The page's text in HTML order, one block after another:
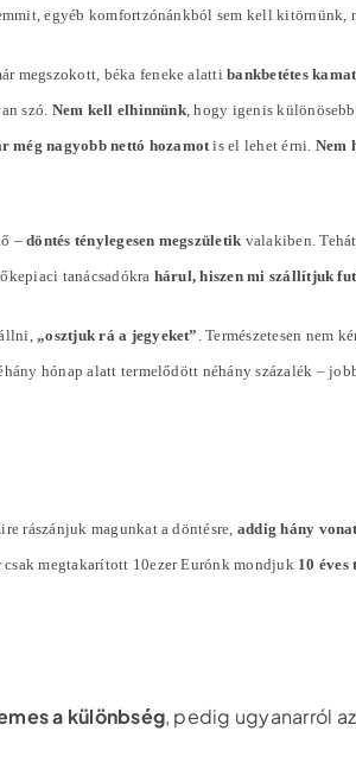
egyéb komfortzónánkból sem kell
megszokott, béka feneke alattibankbetétes
szó. Nem kell elhinnünk, hogy igenis
még nagyobb nettó hozamot is el lehet érni. Nem
–döntés ténylegesen megszületik valakiben.
tanácsadókra hárul, hiszen mi szállítjuk
„osztjuk rá a jegyeket” . Természetesen nem
hónap alatt termelődött néhányszázalék –
rászánjuk magunkat a döntésre, addig hány
megtakarított 10ezer Eurónk mondjuk 10
a különbség, pedig ugyanarról